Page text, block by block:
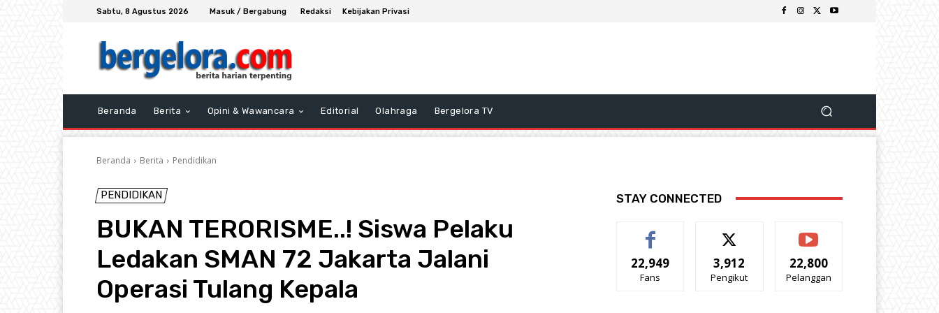
Sabtu, 8 Agustus 2026 Masuk / Bergabung Redaksi Kebijakan Privasi
Beranda Berita Opini & Wawancara Editorial Olahraga Bergelora TV
Beranda Berita Pendidikan
PENDIDIKAN
BUKAN TERORISME..! Siswa Pelaku
Ledakan SMAN 72 Jakarta Jalani
Operasi Tulang Kepala
STAY CONNECTED
22,949
Fans
3,912
Pengikut
22,800
Pelanggan